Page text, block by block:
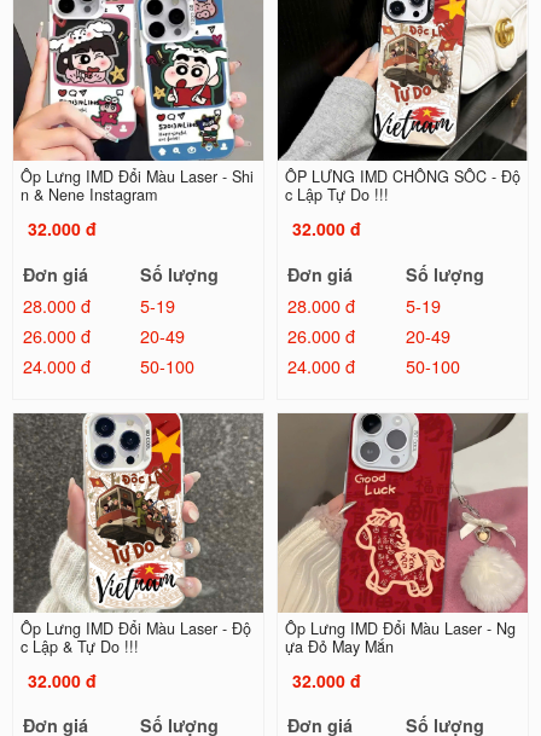
Ốp Lưng IMD Đổi Màu Laser - Shi
n & Nene Instagram
32.000 đ
Đơn giá
Số lượng
28.000 đ
5-19
26.000 đ
20-49
24.000 đ
50-100
ỐP LƯNG IMD CHỐNG SỐC - Độ
c Lập Tự Do !!!
32.000 đ
Đơn giá
Số lượng
28.000 đ
5-19
26.000 đ
20-49
24.000 đ
50-100
Ốp Lưng IMD Đổi Màu Laser - Độ
c Lập & Tự Do !!!
32.000 đ
Đơn giá
Số lượng
Ốp Lưng IMD Đổi Màu Laser - Ng
ựa Đỏ May Mắn
32.000 đ
Đơn giá
Số lượng